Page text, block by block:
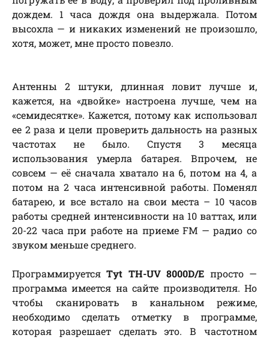
дождем. 1 часа дождя она выдержала. Потом
высохла — и никаких изменений не произошло,
хотя, может, мне просто повезло.
Антенны 2 штуки, длинная ловит лучше и,
кажется, на «двойке» настроена лучше, чем на
«семидесятке». Кажется, потому как использовал
ее 2 раза и цели проверить дальность на разных
частотах не было. Спустя 3 месяца
использования умерла батарея. Впрочем, не
совсем — её сначала хватало на 6, потом на 4, а
потом на 2 часа интенсивной работы. Поменял
батарею, и все встало на свои места – 10 часов
работы средней интенсивности на 10 ваттах, или
20-22 часа при работе на приеме FM — радио со
звуком меньше среднего.
ПрограммируетсяTyt TH-UV 8000D/E просто —
программа имеется на сайте производителя. Но
чтобы сканировать в канальном режиме,
необходимо сделать отметку в программе,
которая разрешает сделать это. В частотном